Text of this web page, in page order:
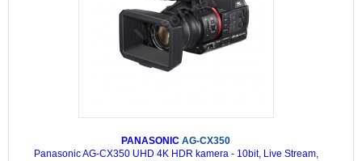
PANASONIC AG-CX350
Panasonic AG-CX350 UHD 4K HDR kamera - 10bit, Live Stream,